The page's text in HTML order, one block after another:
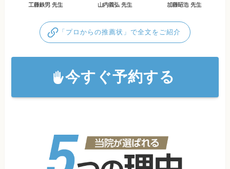
「プロからの推薦状」で全文をご紹介
今すぐ予約する